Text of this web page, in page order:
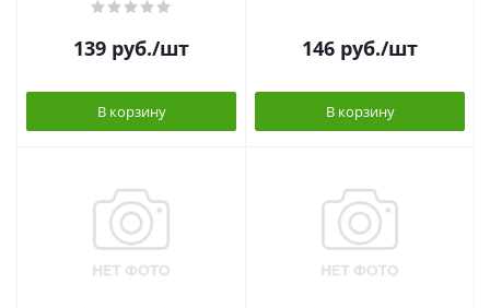
139 руб./шт
В корзину
146 руб./шт
В корзину